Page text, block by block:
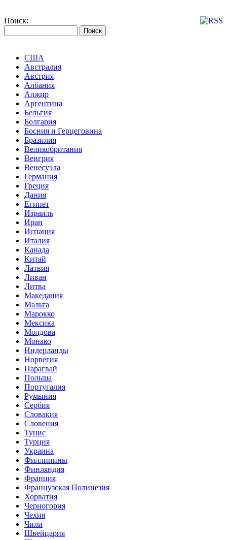
Поиск:
США
Австралия
Австрия
Албания
Алжир
Аргентина
Бельгия
Болгария
Босния и Герцеговина
Бразилия
Великобритания
Венгрия
Венесуэла
Германия
Греция
Дания
Египет
Израиль
Иран
Испания
Италия
Канада
Китай
Латвия
Ливан
Литва
Македания
Мальта
Марокко
Мексика
Молдова
Монако
Нидерланды
Норвегия
Парагвай
Польша
Португалия
Румыния
Сербия
Словакия
Словения
Тунис
Турция
Украина
Филлипины
Финляндия
Франция
Французская Полинезия
Хорватия
Черногория
Чехия
Чили
Швейцария